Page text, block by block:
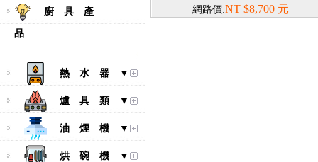
廚 具 產
品
熱 水 器 ▼
爐 具 類 ▼
油 煙 機 ▼
烘 碗 機 ▼
網路價:NT $8,700 元